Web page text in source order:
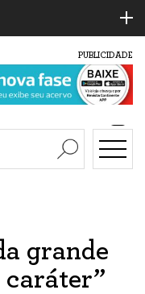
PUBLICIDADE
grande
caráter”